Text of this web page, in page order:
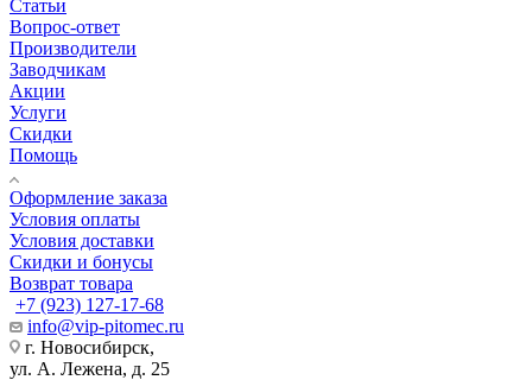
Статьи
Вопрос-ответ
Производители
Заводчикам
Акции
Услуги
Скидки
Помощь
Оформление заказа
Условия оплаты
Условия доставки
Скидки и бонусы
Возврат товара
+7 (923) 127-17-68
info@vip-pitomec.ru
г. Новосибирск,
ул. А. Лежена, д. 25